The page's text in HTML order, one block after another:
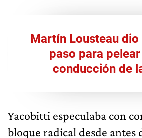
Martín Lousteau dio
paso para
conducción de
Yacobitti especulaba con
bloque radical desde antes